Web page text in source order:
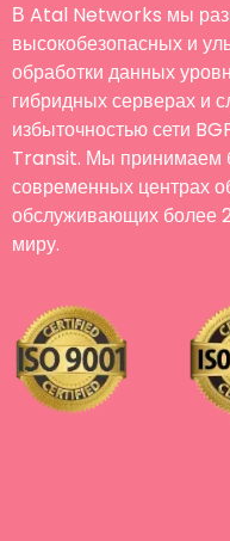
В Atal Networks мы
высокобезопасных и
обработки данных
гибридных серверах и
избыточностью сети
Transit. Мы принимаем
современных центрах
обслуживающих более
миру.